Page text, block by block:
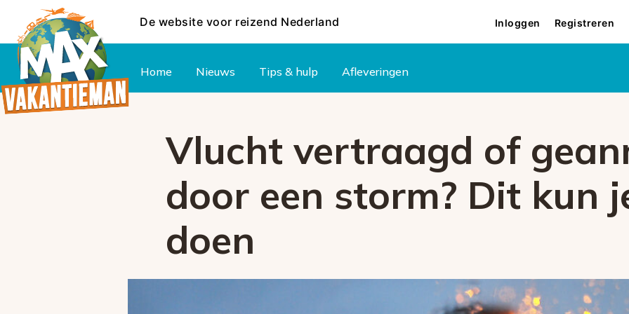
De website voor reizend Nederland Inloggen Registreren
Home Nieuws Tips & hulp Afleveringen
Vlucht vertraagd of
door een storm? Dit kun
doen